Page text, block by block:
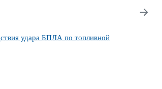
→
удара БПЛА по топливной